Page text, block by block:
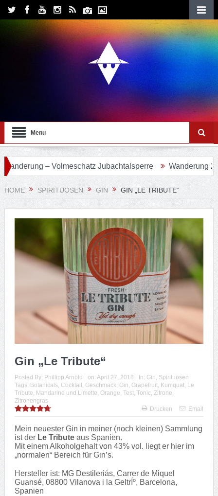
Menu
– Volmeschatz Jubachtalsperre Wanderung 24 –
HOME SPIRITUOSEN GIN GIN „LE TRIBUTE“
Gin „Le Tribute“
Posted By: Phillipp Arnold on: April 27, 2018 In: Gin, Spirituosen
Tags: Botanicals, Cocktail , Geschmack, Gin, Grapefruit, Kumquat, Le
Tribute, Mandarine und Limette, Orange, Test, Tonic, Zitrone,
Zitronengras
Drucken
Email
Mein neuester Gin in meiner (noch kleinen) Sammlung
ist der Le Tributeaus Spanien.
Mit einem Alkoholgehalt von 43% vol. liegt er hier im
„normalen“ Bereich für Gin’s.
Hersteller ist: MG Destileriás, Carrer de Miquel
Guansé, 08800 Vilanova i la GeltrÍº, Barcelona,
Spanien